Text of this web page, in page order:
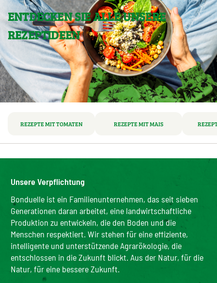
ENTDECKEN SIE ALLE UNSERE
REZEPTIDEEN
REZEPTE MIT TOMATEN REZEPTE MIT MAIS
Unsere Verpflichtung
Bonduelle ist ein Familienunternehmen, das seit sieben
Generationen daran arbeitet, eine landwirtschaftliche
Produktion zu entwickeln, die den Boden und die
Menschen respektiert. Wir stehen für eine effiziente,
intelligente und unterstützende Agrarökologie, die
entschlossen in die Zukunft blickt. Aus der Natur, für die
Natur, für eine bessere Zukunft.